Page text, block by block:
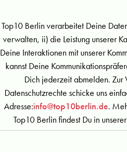
Top10 Berlin verarbeitet Deine
verwalten, ii) die Leistung unserer
Deine Interaktionen mit unserer
kannst Deine
Dich jederzeit abmelden. Zur
Datenschutzrechte schicke uns
Adresse:info@top10berlin.de.
Top10 Berlin findest Du in unserer